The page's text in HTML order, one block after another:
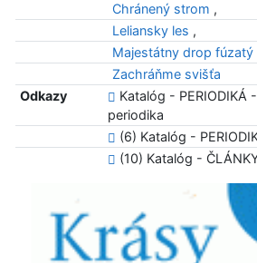
Chránený strom ,
Leliansky les ,
Majestátny drop fúzatý
Zachráňme svišťa
Odkazy
Katalóg - PERIODIKÁ
periodika
(6) Katalóg -
(10) Katalóg -